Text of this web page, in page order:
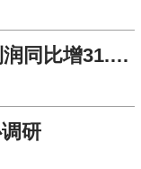
1至7月河北省规上工业企业利润同比增31.7%
研